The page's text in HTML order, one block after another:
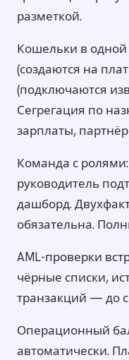
разметкой.
Кошельки в
(создаются на
(подключаются
Сегрегация по
зарплаты,
Команда с
руководитель
дашборд.
обязательна.
AML-проверки
чёрные списки,
транзакций — до
Операционный
автоматически.